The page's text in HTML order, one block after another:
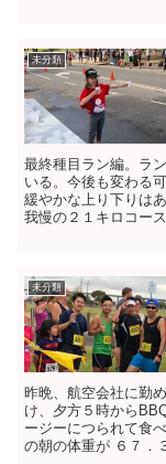
未分類
最終種目ラン編。ラ
いる。今後も変わる
緩やかな上り下りは
我慢の２１キロコー
未分類
昨晩、航空会社に勤
け、夕方５時から
ージーにつられて食
の朝の体重が ６７．